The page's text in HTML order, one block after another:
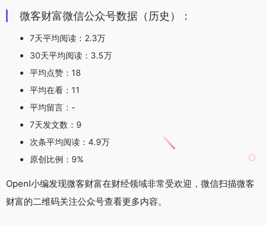
微客财富微信公众号数据（历史）：
7天平均阅读：2.3万
30天平均阅读：3.5万
平均点赞：18
平均在看：11
平均留言：-
7天发文数：9
次条平均阅读：4.9万
原创比例：9%
OpenI小编发现微客财富在财经领域非常受欢迎，微信扫描微客
财富的二维码关注公众号查看更多内容。